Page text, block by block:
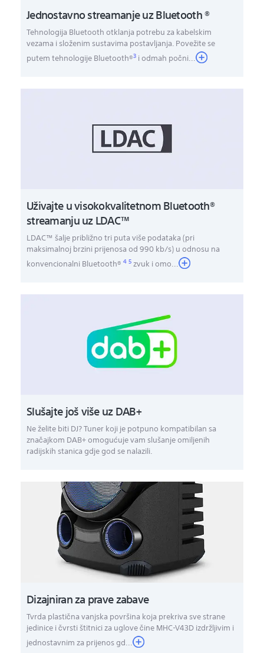
Jednostavno streamanje uz Bluetooth ®
Tehnologija Bluetooth otklanja potrebu za kabelskim
vezama i složenim sustavima postavljanja. Povežite se
putem tehnologije Bluetooth®3i odmah počni...
Uživajte u visokokvalitetnom Bluetooth®
streamanju uz LDAC™
LDAC™ šalje približno tri puta više podataka (pri
maksimalnoj brzini prijenosa od 990 kb/s) u odnosu na
konvencionalni Bluetooth®45zvuk i omo...
Slušajte još više uz DAB+
Ne želite biti DJ? Tuner koji je potpuno kompatibilan sa
značajkom DAB+ omogućuje vam slušanje omiljenih
radijskih stanica gdje god se nalazili.
Dizajniran za prave zabave
Tvrda plastična vanjska površina koja prekriva sve strane
jedinice i čvrsti štitnici za uglove čine MHC-V43D izdržljivim i
jednostavnim za prijenos gd...